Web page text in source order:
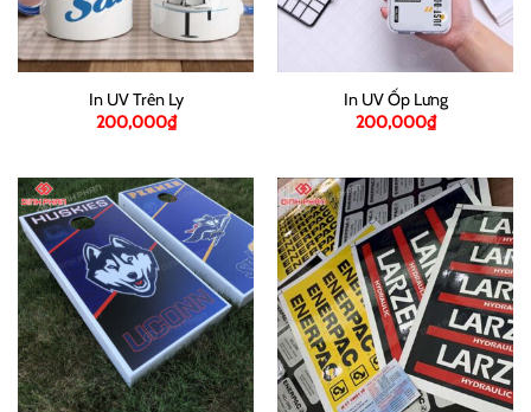
In UV Trên Ly
200,000₫
In UV Ốp Lưng
200,000₫